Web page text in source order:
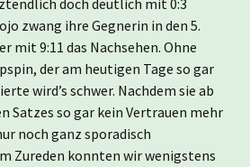
doch deutlich mit 0:3
zwang ihre Gegnerin in den 5.
mit 9:11 das Nachsehen. Ohne
der am heutigen Tage so gar
wird’s schwer. Nachdem sie ab
Satzes so gar kein Vertrauen mehr
noch ganz sporadisch
Zureden konnten wir wenigstens